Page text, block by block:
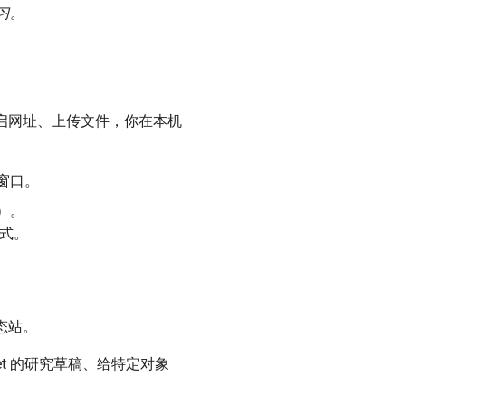
网址、上传文件，你在本机
。
。
。
的研究草稿、给特定对象